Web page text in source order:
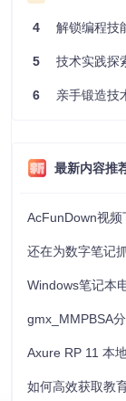
4 解锁编程技能的
5 技术实践探索：
6 亲手锻造技术引
最新内容推
AcFunDown视